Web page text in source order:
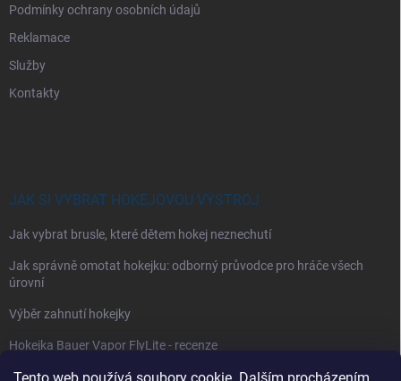
Podmínky ochrany osobních údajů
Reklamace
Služby
Kontakty
JAK SI VYBRAT HOKEJOVOU VÝSTROJ
Jak vybrat brusle, které dětem hokej neznechutí
Jak správně omotat hokejku: odborný průvodce pro hráče všech
úrovní
Výběr zahnutí hokejky
Hokejka Bauer Vapor FlyLite - recenze
Jak si vybrat hokejové kalhoty